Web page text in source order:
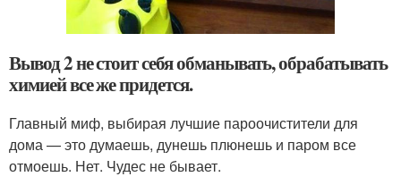
Вывод 2 не стоит себя обманывать, обрабатывать
химией все же придется.
Главный миф, выбирая лучшие пароочистители для
дома — это думаешь, дунешь плюнешь и паром все
отмоешь. Нет. Чудес не бывает.